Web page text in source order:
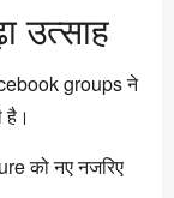
उत्साह
groups ने
है।
को नए नजरिए